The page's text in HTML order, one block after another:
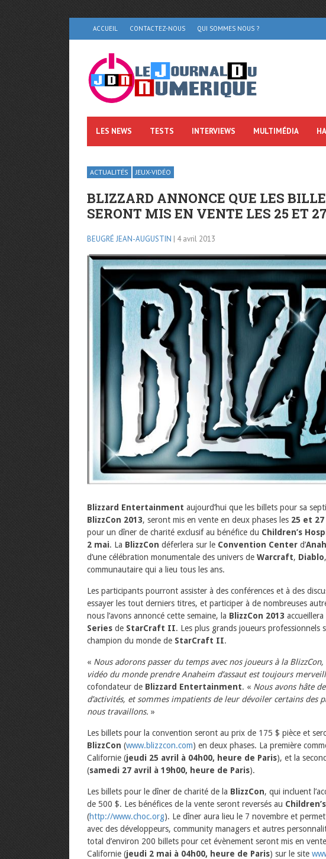
ACCUEIL CONTACTEZ-NOUS QUI SOMMES NOUS ?
LES NEWS TESTS INTERVIEWS MULTIMÉDIA
ACTUALITÉS JEUX-VIDÉO
BLIZZARD ANNONCE QUE LES
SERONT MIS EN VENTE LES 25 ET
BEUGRÉ JEAN-AUGUSTIN | 4 avril 2013
Blizzard Entertainment aujourd’hui que les billets pour sa
BlizzCon 2013, seront mis en vente en deux phases les 25 et 27
pour un dîner de charité exclusif au bénéfice du Children’s
2 mai. La BlizzCon déferlera sur le Convention Center d’
d’une célébration monumentale des univers de Warcraft, Diablo
communautaire qui a lieu tous les ans.
Les participants pourront assister à des conférences et à des
essayer les tout derniers titres, et participer à de nombreuses
nous l’avons annoncé cette semaine, la BlizzCon 2013
Series de StarCraft II. Les plus grands joueurs professionnels
champion du monde de StarCraft II.
« Nous adorons passer du temps avec nos joueurs à la
vidéo du monde prendre Anaheim d’assaut est toujours
cofondateur de Blizzard Entertainment. « Nous avons hâte
d’activités, et sommes impatients de leur dévoiler certains des
nous travaillons. »
Les billets pour la convention seront au prix de 175 $ pièce et
BlizzCon (www.blizzcon.com) en deux phases. La première
Californie (jeudi 25 avril à 04h00, heure de Paris), et la
(samedi 27 avril à 19h00, heure de Paris).
Les billets pour le dîner de charité de la BlizzCon, qui incluent
de 500 $. Les bénéfices de la vente seront reversés au
(http://www.choc.org). Le dîner aura lieu le 7 novembre et
avec des développeurs, community managers et autres
total d’environ 200 billets pour cet évènement seront mis en
Californie (jeudi 2 mai à 04h00, heure de Paris) sur le site